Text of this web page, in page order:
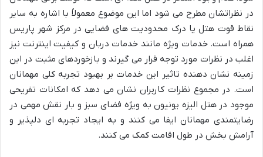
در نظراتشان مطرح می شود اما این موضوع معمولاً با اشاره به سایر
نقاط قوت هتل یا درک محدودیت های فضایی در مرکز شهر پاریس
همراه است. خدمات ویژه مانند خدمات دربان و کیفیت اینترنت نیز
اغلب در نظرات مورد توجه قرار می گیرند و بازخوردهای مثبت در این
زمینه نشان دهنده تاثیر این خدمات بر بهبود تجربه کلی مهمانان
است. در مجموع نظرات کاربران نشان می دهد که امکانات تفریحی
موجود در هتل الیزه یونیون به ویژه فضای سبز و بار نقش مهمی در
رضایتمندی مهمانان ایفا می کنند و به ایجاد تجربه ای دلپذیر و
آرامش بخش در طول اقامت کمک می کنند.